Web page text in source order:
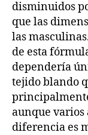
disminuidos
que las
las
de esta
dependería
tejido blando
aunque varios
diferencia es